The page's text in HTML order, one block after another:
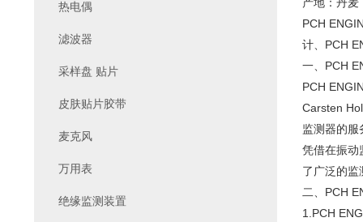
PCH
计、PCH
一、PCH
PCH
Carsten
监测器的服
凭借在振动
了广泛的监
二、PCH
1.PCH
热电偶
滤波器
采样盘 贴片
皮肤贴片胶带
麦克风
万用表
绝缘监测装置